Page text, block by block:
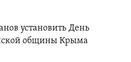
установить День
общины Крыма